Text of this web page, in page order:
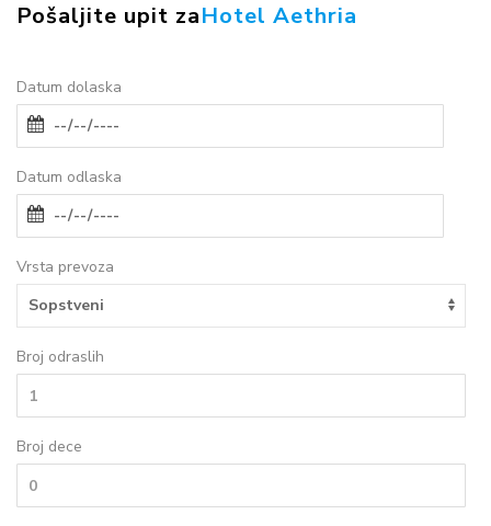
Pošaljite upit zaHotel Aethria
Datum dolaska
Datum odlaska
Vrsta prevoza
Broj odraslih
Broj dece